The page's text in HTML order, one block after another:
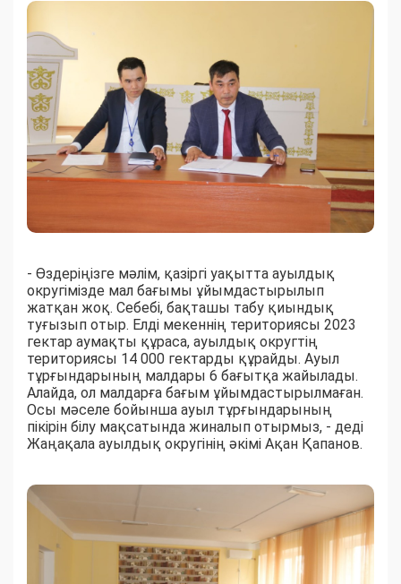
- Өздеріңізге мәлім, қазіргі уақытта ауылдық
округімізде мал бағымы ұйымдастырылып
жатқан жоқ. Себебі, бақташы табу қиындық
туғызып отыр. Елді мекеннің териториясы 2023
гектар аумақты құраса, ауылдық округтің
териториясы 14 000 гектарды құрайды. Ауыл
тұрғындарының малдары 6 бағытқа жайылады.
Алайда, ол малдарға бағым ұйымдастырылмаған.
Осы мәселе бойынша ауыл тұрғындарының
пікірін білу мақсатында жиналып отырмыз, - деді
Жаңақала ауылдық округінің әкімі Ақан Қапанов.